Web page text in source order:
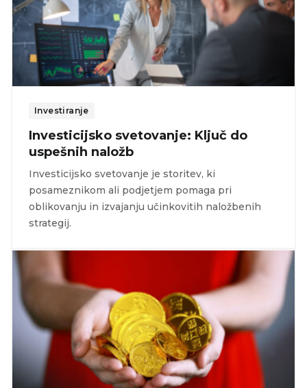
Investiranje
Investicijsko svetovanje: Ključ do
uspešnih naložb
Investicijsko svetovanje je storitev, ki
posameznikom ali podjetjem pomaga pri
oblikovanju in izvajanju učinkovitih naložbenih
strategij.